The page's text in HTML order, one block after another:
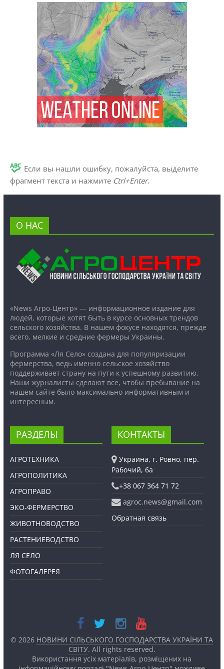
Если вы нашли ошибку, пожалуйста, выделите
фрагмент текста и нажмите Ctrl+Enter.
О НАС
«News Агро-Центр» — информационное издание для
людей, которые хотят быть в курсе основных трендов
сельского хозяйства. В нашем фокусе находятся, прежде
всего, мелкие и средние фермеры Украины.
Программа «Ля Село» создана для популяризации
фермерства, ведь именно сельское хозяйство
поддерживает страну на пути к успешному развитию.
Наши журналисты сделают все, чтобы пребывание на
нашем сайте было максимально информативным и
интересным.
РАЗДЕЛЫ
АГРОТЕХНИКА
АГРОПОЛИТИКА
АГРОПРАВО
ЭКО-ФЕРМЕРСТВО
ЖИВОТНОВОДСТВО
РАСТЕНИЕВОДСТВО
ЛЯ СЕЛО
ФОТОГАЛЕРЕЯ
КОНТАКТЫ
Украина, г. Ровно, пер.
Рабочий, 6а
+38 067 364 71 72
agroc.news@gmail.com
Обратная связь
© 2026 НОВИНИ СІЛЬСЬКОГО ГОСПОДАРСТВА УКРАЇНИ ТА
СВІТУ. All rights reserved.
Використання усіх матеріалів, розміщених на